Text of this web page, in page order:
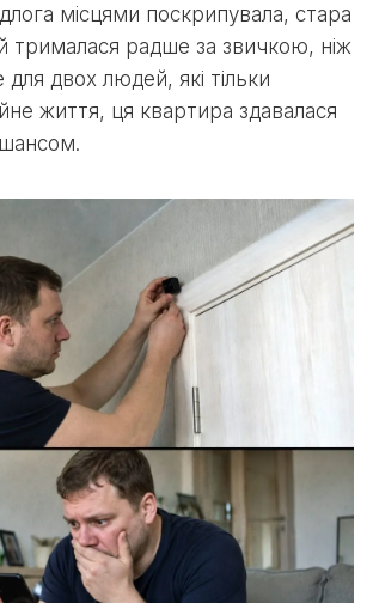
місцями поскрипувала, стара
трималася радше за звичкою, ніж
для двох людей, які тільки
життя, ця квартира здавалася